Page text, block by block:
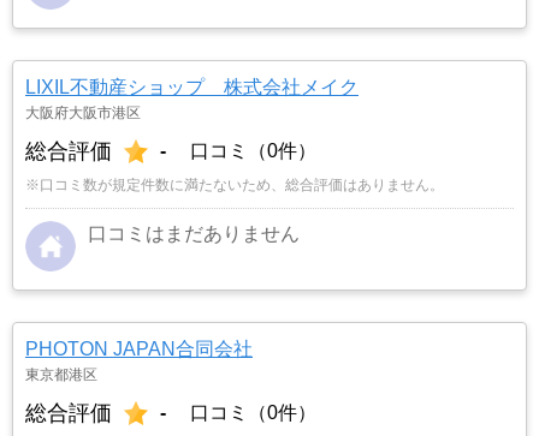
LIXIL不動産ショップ 株式会社メイク
大阪府大阪市港区
総合評価 - 口コミ（0件）
※口コミ数が規定件数に満たないため、総合評価はありません。
口コミはまだありません
PHOTON JAPAN合同会社
東京都港区
総合評価 - 口コミ（0件）